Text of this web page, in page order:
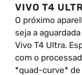
VIVO T4
O próximo
seja a
Vivo T4 Ultra.
com o
*quad-curve* de